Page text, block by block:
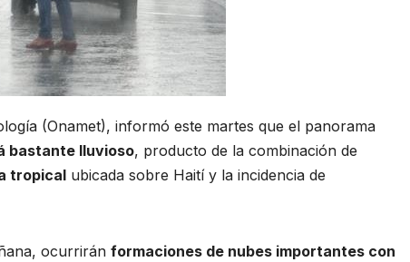
(Onamet), informó este martes que el panorama
bastante lluvioso, producto de la combinación de
tropical ubicada sobre Haití y la incidencia de
ocurrirán formaciones de nubes importantes con